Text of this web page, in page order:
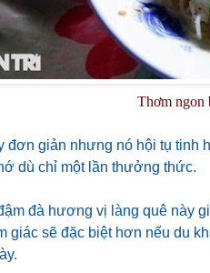
Thơm ngon
đơn giản nhưng nó hội tụ tinh
dù chỉ một lần thưởng thức.
đà hương vị làng quê này
giác sẽ đặc biệt hơn nếu du